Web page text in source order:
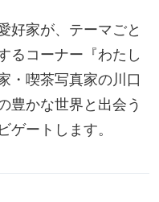
好家が、テーマごと
るコーナー『わたし
・喫茶写真家の川口
豊かな世界と出会う
ートします。